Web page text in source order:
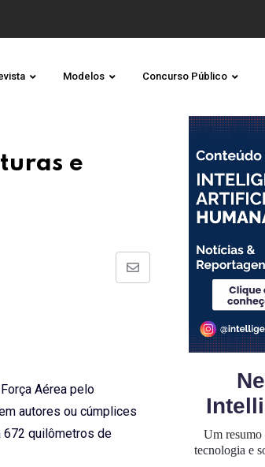
Modelos Concurso Público
e
Share
Aérea pelo
autores ou cúmplices
672 quilômetros de